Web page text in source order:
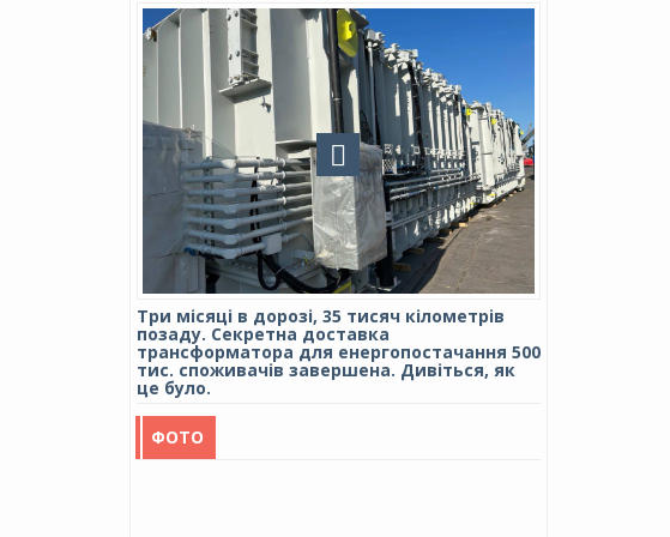
Три місяці в дорозі, 35 тисяч кілометрів
позаду. Секретна доставка
трансформатора для енергопостачання 500
тис. споживачів завершена. Дивіться, як
це було.
ФОТО